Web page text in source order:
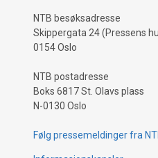
NTB besøksadresse
Skippergata 24 (Pressens
0154 Oslo
NTB postadresse
Boks 6817 St. Olavs plass
N-0130 Oslo
Følg pressemeldinger fra